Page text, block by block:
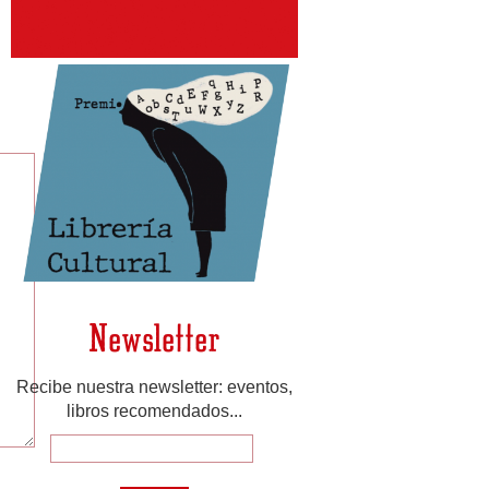
Newsletter
Recibe nuestra newsletter: eventos,
libros recomendados...